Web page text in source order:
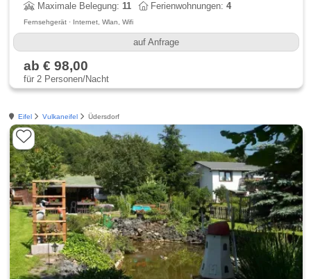
Maximale Belegung:11 Ferienwohnungen:4
Fernsehgerät · Internet, Wlan, Wifi
auf Anfrage
ab € 98,00
für 2 Personen/Nacht
Eifel Vulkaneifel Üdersdorf